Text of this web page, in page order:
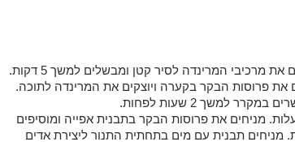
עבור השיפודים: מוסיפים את מרכיבי המרינדה לסיר קטן ומבשלים למשך 5 דקות.
את פרוסות הבקר בקערה ויוצקים את המרינדה לתוכה.
למשך 2 שעות לפחות.
תנור ל-150 מעלות. מניחים את פרוסות הבקר בתבנית אפייה ומוסיפים
מניחים תבנית עם מים בתחתית התנור ליצירת אדים